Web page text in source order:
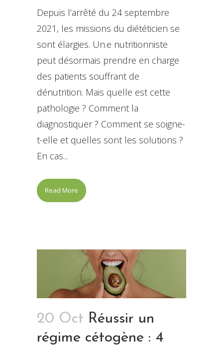
Depuis l’arrêté du 24 septembre
2021, les missions du diététicien se
sont élargies. Un.e nutritionniste
peut désormais prendre en charge
des patients souffrant de
dénutrition. Mais quelle est cette
pathologie ? Comment la
diagnostiquer ? Comment se soigne-
t-elle et quelles sont les solutions ?
En cas...
Read More
20 Oct Réussir un
régime cétogène : 4